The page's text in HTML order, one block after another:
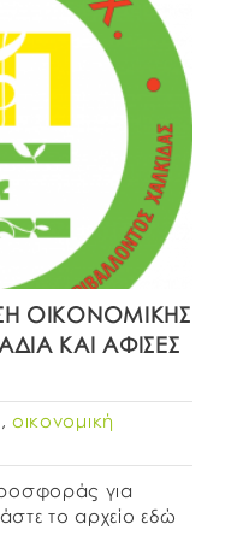
ΟΙΚΟΝΟΜΙΚΗΣ
ΚΑΙ ΑΦΙΣΕΣ
, οικονομική
για
το αρχείο εδώ